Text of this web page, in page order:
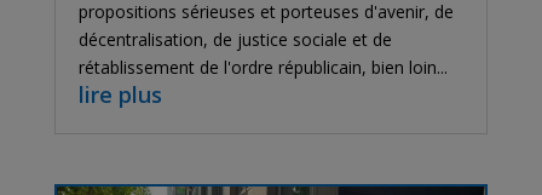
propositions sérieuses et porteuses d'avenir, de
décentralisation, de justice sociale et de
rétablissement de l'ordre républicain, bien loin...
lire plus